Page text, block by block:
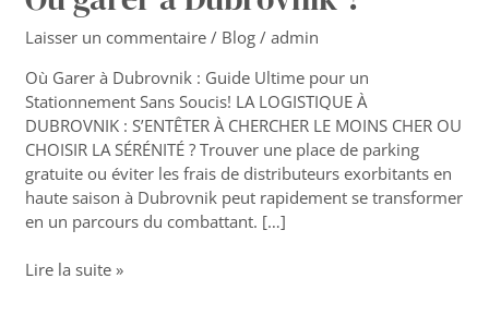
Laisser un commentaire / Blog /admin
Où Garer à Dubrovnik : Guide Ultime pour un
Stationnement Sans Soucis! LA LOGISTIQUE À
DUBROVNIK : S’ENTÊTER À CHERCHER LE MOINS CHER OU
CHOISIR LA SÉRÉNITÉ ? Trouver une place de parking
gratuite ou éviter les frais de distributeurs exorbitants en
haute saison à Dubrovnik peut rapidement se transformer
en un parcours du combattant. […]
Lire la suite »